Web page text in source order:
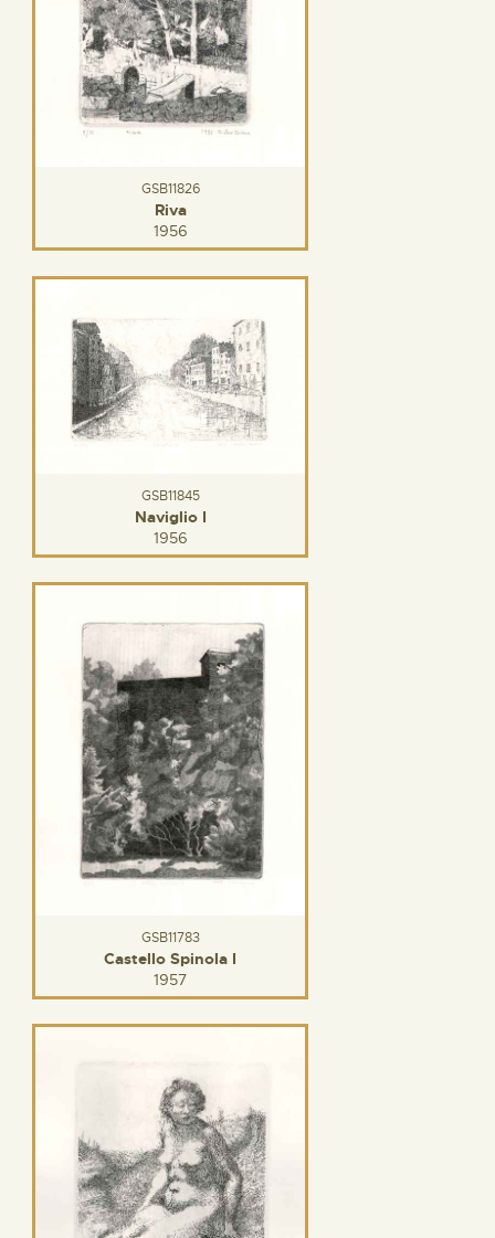
GSB11826
Riva
1956
GSB11845
Naviglio I
1956
GSB11783
Castello Spinola I
1957